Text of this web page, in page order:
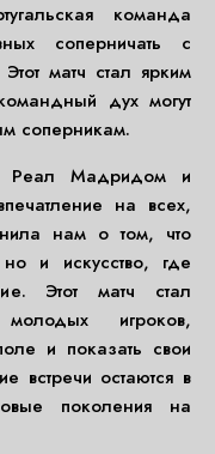
команда
соперничать с
матч стал ярким
дух могут
соперникам.
Реал Мадридом и
на всех,
нам о том, что
и искусство, где
Этот матч стал
игроков,
и показать свои
встречи остаются в
поколения на